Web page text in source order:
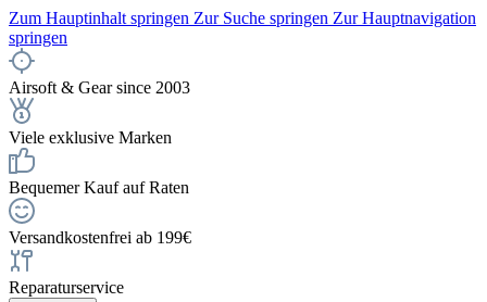
Zum Hauptinhalt springen Zur Suche springen Zur Hauptnavigation
springen
Airsoft & Gear since 2003
Viele exklusive Marken
Bequemer Kauf auf Raten
Versandkostenfrei ab 199€
Reparaturservice